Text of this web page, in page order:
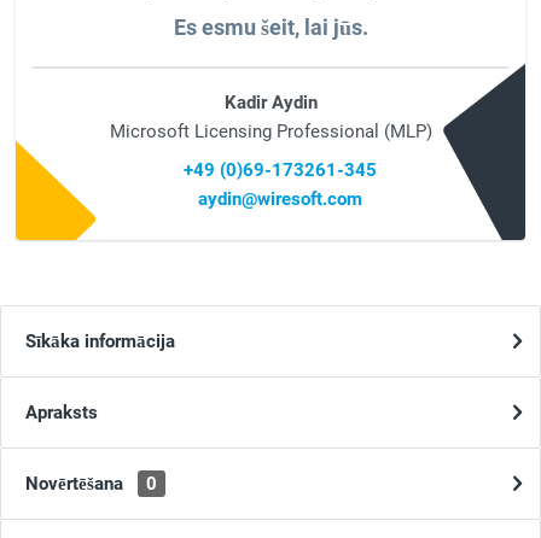
Es esmu šeit, lai jūs.
Kadir Aydin
Microsoft Licensing Professional (MLP)
+49 (0)69-173261-345
aydin@wiresoft.com
Sīkāka informācija
Apraksts
Novērtēšana 0